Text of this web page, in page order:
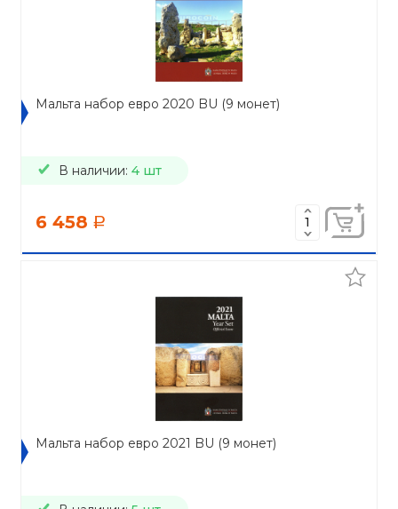
Мальта набор евро 2020 BU (9 монет)
В наличии: 4 шт
6 458 a
Мальта набор евро 2021 BU (9 монет)